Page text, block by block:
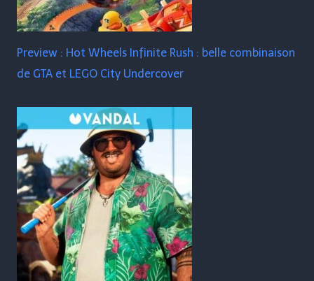
Preview : Hot Wheels Infinite Rush : belle combinaison
de GTA et LEGO City Undercover